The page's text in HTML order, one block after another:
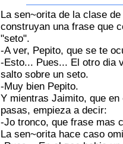
La sen~orita de la clase
construyan una frase que
"seto".
-A ver, Pepito, que se te
-Esto... Pues... El otro dia
salto sobre un seto.
-Muy bien Pepito.
Y mientras Jaimito, que
pasas, empieza a decir:
-Jo tronco, que frase mas
La sen~orita hace caso